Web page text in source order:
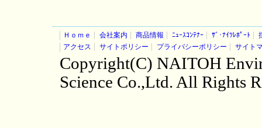
Ｈｏｍｅ 会社案内 商品情報 ﾆｭｰｽｺﾝﾃﾅｰ ｻﾞ･ﾅｲﾂﾚﾎﾟｰﾄ
アクセス
サイトポリシー プライバシーポリシー サイト
Copyright(C) NAITOH
Science Co.,Ltd. All Rights